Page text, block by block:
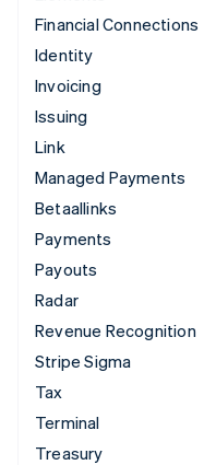
Financial Connections
Identity
Invoicing
Issuing
Link
Managed Payments
Betaallinks
Payments
Payouts
Radar
Revenue Recognition
Stripe Sigma
Tax
Terminal
Treasury